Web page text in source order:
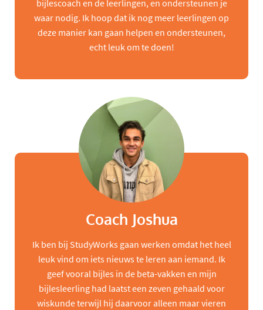
bijlescoach en de leerlingen, en ondersteunen je
waar nodig. Ik hoop dat ik nog meer leerlingen op
deze manier kan gaan helpen en ondersteunen,
echt leuk om te doen!
Coach Joshua
Ik ben bij StudyWorks gaan werken omdat het heel
leuk vind om iets nieuws te leren aan iemand. Ik
geef vooral bijles in de beta-vakken en mijn
bijlesleerling had laatst een zeven gehaald voor
wiskunde terwijl hij daarvoor alleen maar vieren